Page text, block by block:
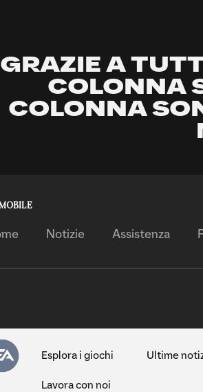
GRAZIE A
COLONNA
COLONNA